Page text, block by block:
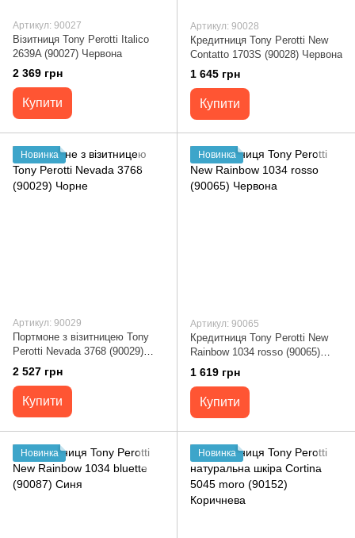
Артикул: 90027
Візитниця Tony Perotti Italico
2639A (90027) Червона
2 369 грн
Купити
Артикул: 90028
Кредитниця Tony Perotti New
Contatto 1703S (90028) Червона
1 645 грн
Купити
Новинка
Артикул: 90029
Портмоне з візитницею Tony
Perotti Nevada 3768 (90029)
Чорне
2 527 грн
Купити
Новинка
Артикул: 90065
Кредитниця Tony Perotti New
Rainbow 1034 rosso (90065)
Червона
1 619 грн
Купити
Новинка Новинка